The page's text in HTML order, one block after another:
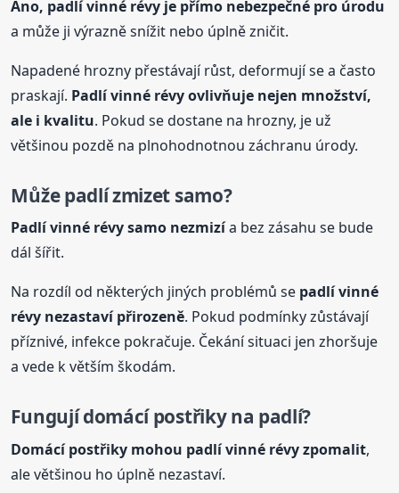
Ano, padlí vinné révy je přímo nebezpečné pro úrodu
a může ji výrazně snížit nebo úplně zničit.
Napadené hrozny přestávají růst, deformují se a často
praskají. Padlí vinné révyovlivňuje nejen množství,
ale i kvalitu. Pokud se dostane na hrozny, je už
většinou pozdě na plnohodnotnou záchranu úrody.
Může padlí zmizet samo?
Padlí vinné révysamo nezmizía bez zásahu se bude
dál šířit.
Na rozdíl od některých jiných problémů se padlí vinné
révy nezastaví přirozeně. Pokud podmínky zůstávají
příznivé, infekce pokračuje. Čekání situaci jen zhoršuje
a vede k větším škodám.
Fungují domácí postřiky na padlí?
Domácí postřiky mohou padlí vinné révyzpomalit,
ale většinou ho úplně nezastaví.